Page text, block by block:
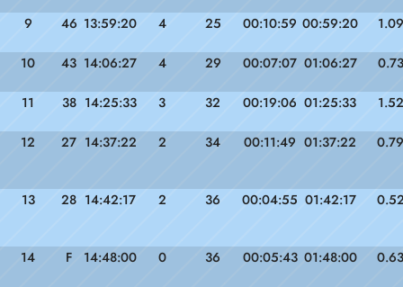
9 46 13:59:20 4 25 00:10:59 00:59:20 1.09
10 43 14:06:27 4 29 00:07:07 01:06:27 0.73
11 38 14:25:33 3 32 00:19:06 01:25:33 1.52
12 27 14:37:22 2 34 00:11:49 01:37:22 0.79
13 28 14:42:17 2 36 00:04:55 01:42:17
14 F 14:48:00 0 36 00:05:43 01:48:00 0.63